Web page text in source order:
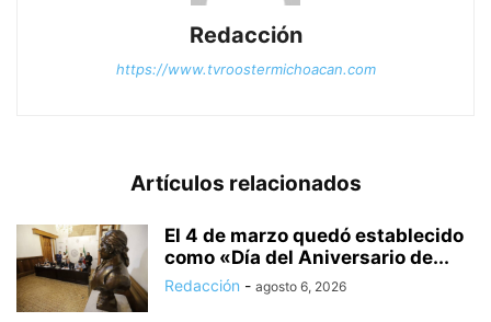
Redacción
https://www.tvroostermichoacan.com
Artículos relacionados
El 4 de marzo quedó establecido
como «Día del Aniversario de...
Redacción - agosto 6, 2026